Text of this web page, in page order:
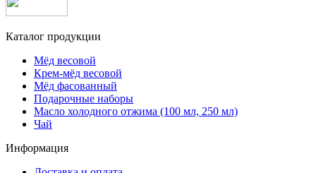
Каталог продукции
Мёд весовой
Крем-мёд весовой
Мёд фасованный
Подарочные наборы
Масло холодного отжима (100 мл, 250 мл)
Чай
Информация